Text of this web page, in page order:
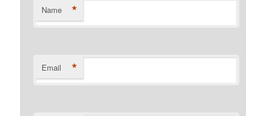
Name *
Email *